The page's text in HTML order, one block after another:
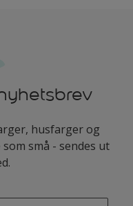
husfarger og
små - sendes ut